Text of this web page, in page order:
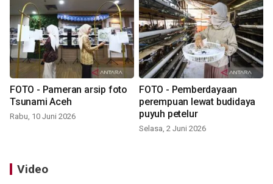
FOTO - Pameran arsip foto
Tsunami Aceh
Rabu, 10 Juni 2026
FOTO - Pemberdayaan
perempuan lewat budidaya
puyuh petelur
Selasa, 2 Juni 2026
Video